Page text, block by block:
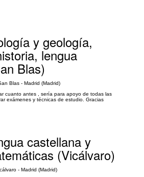
y geología,
lengua
Blas)
Blas - Madrid (Madrid)
cuanto antes , sería para apoyo de todas las
exámenes y técnicas de estudio. Gracias
castellana y
(Vicálvaro)
- Madrid (Madrid)